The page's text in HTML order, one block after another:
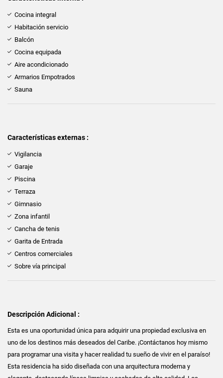
Cocina integral
Habitación servicio
Balcón
Cocina equipada
Aire acondicionado
Armarios Empotrados
Sauna
Características externas :
Vigilancia
Garaje
Piscina
Terraza
Gimnasio
Zona infantil
Cancha de tenis
Garita de Entrada
Centros comerciales
Sobre vía principal
Descripción Adicional :
Esta es una oportunidad única para adquirir una propiedad exclusiva en
uno de los destinos más deseados del Caribe. ¡Contáctanos hoy mismo
para programar una visita y hacer realidad tu sueño de vivir en el paraíso!
Esta residencia ha sido diseñada con una arquitectura moderna y